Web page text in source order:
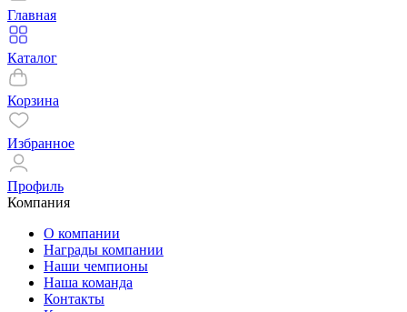
Главная
Каталог
Корзина
Избранное
Профиль
Компания
О компании
Награды компании
Наши чемпионы
Наша команда
Контакты